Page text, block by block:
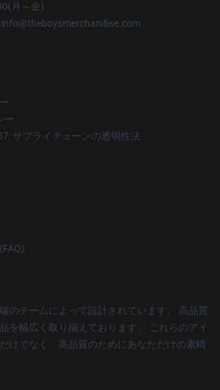
月～金)
ー
サプライチェーンの透明性法
のチームによって設計されています。 高品質
を幅広く取り揃えております。 これらのアイ
けでなく、高品質のためにあなただけの素晴